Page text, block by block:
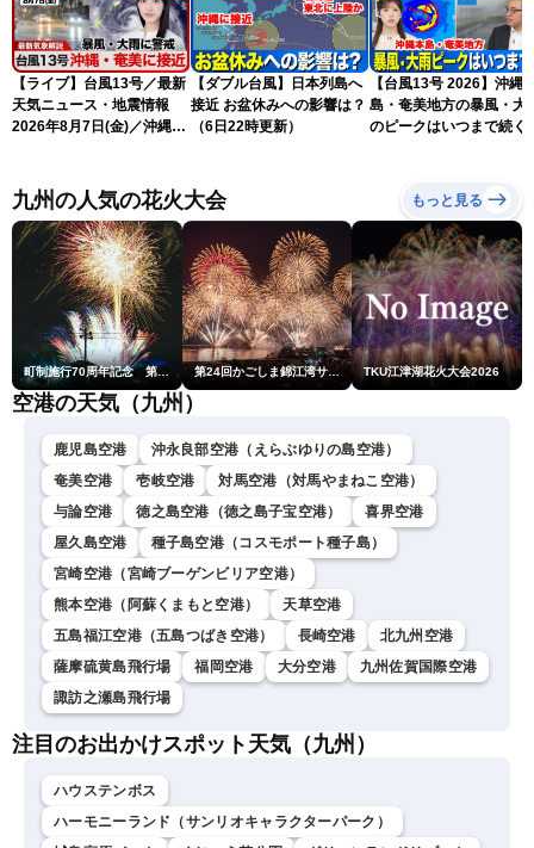
【ライブ】台風13号／最新
天気ニュース・地震情報
2026年8月7日(金)／沖縄・
スLiVEモーニング・松本真
央／有賀哲夫〉
【ダブル台風】日本列島へ
接近 お盆休みへの影響は？
（6日22時更新）
【台風13号 2026】沖縄
島・奄美地方の暴風・大
のピークはいつまで続く
九州の人気の花火大会 もっと見る
第24回かごしま錦江湾サマーナイト大花火大会 TKU江津湖花火大会2026
空港の天気（九州）
鹿児島空港
沖永良部空港（えらぶゆりの島空港）
奄美空港
壱岐空港
対馬空港（対馬やまねこ空港）
与論空港
徳之島空港（徳之島子宝空港）
喜界空港
屋久島空港
種子島空港（コスモポート種子島）
宮崎空港（宮崎ブーゲンビリア空港）
熊本空港（阿蘇くまもと空港）
天草空港
五島福江空港（五島つばき空港）
長崎空港
北九州空港
薩摩硫黄島飛行場
福岡空港 大分空港
九州佐賀国際空港
諏訪之瀬島飛行場
注目のお出かけスポット天気（九州）
ハウステンボス
ハーモニーランド（サンリオキャラクターパーク）